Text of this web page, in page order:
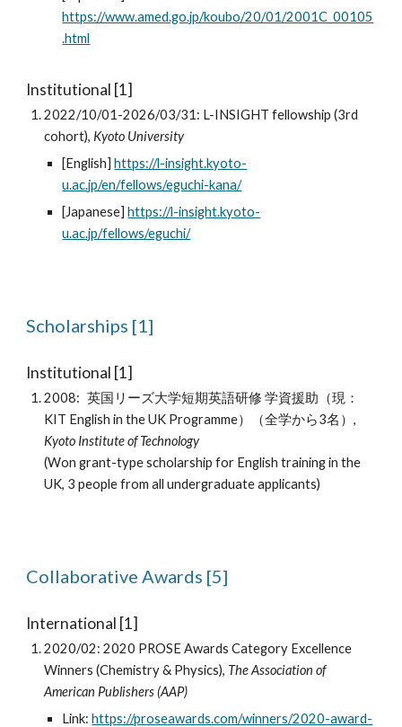
https://www.amed.go.jp/koubo/20/01/2001C_00105
.html
Institutional [1]
2022/10/01-2026/03/31: L-INSIGHT fellowship (3rd
cohort), Kyoto University
[English]https://l-insight.kyoto-
u.ac.jp/en/fellows/eguchi-kana/
[Japanese]https://l-insight.kyoto-
u.ac.jp/fellows/eguchi/
Scholarships [1]
Institutional [1]
2008: 英国リーズ大学短期英語研修 学資援助（現：
KIT English in the UK Programme）（全学から3名）,
Kyoto Institute of Technology
(Won grant-type scholarship for Englishtraining in the
UK, 3 people from all undergraduate applicants)
CollaborativeAwards [5]
International [1]
2020/02: 2020 PROSE Awards Category Excellence
Winners (Chemistry & Physics), The Association of
American Publishers (AAP)
Link:https://proseawards.com/winners/2020-award-